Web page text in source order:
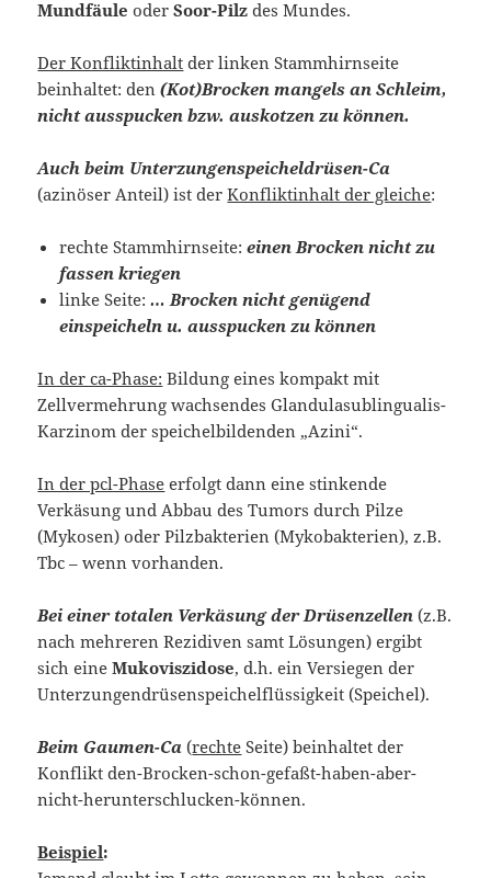
Mundfäule oderSoor-Pilz des Mundes.
Der Konfliktinhalt der linken Stammhirnseite
beinhaltet: den(Kot)Brocken mangels an Schleim,
nicht ausspucken bzw. auskotzen zu können.
Auch beim Unterzungenspeicheldrüsen-Ca
(azinöser Anteil) ist derKonfliktinhalt der gleiche:
rechte Stammhirnseite:einen Brocken nicht zu
fassen kriegen
linke Seite:… Brocken nicht genügend
einspeicheln u. ausspucken zu können
In der ca-Phase: Bildung eines kompakt mit
Zellvermehrung wachsendes Glandulasublingualis-
Karzinom der speichelbildenden „Azini“.
In der pcl-Phase erfolgt dann eine stinkende
Verkäsung und Abbau des Tumors durch Pilze
(Mykosen) oder Pilzbakterien (Mykobakterien), z.B.
Tbc – wenn vorhanden.
Bei einer totalen Verkäsung der Drüsenzellen(z.B.
nach mehreren Rezidiven samt Lösungen) ergibt
sich eineMukoviszidose, d.h. ein Versiegen der
Unterzungendrüsenspeichelflüssigkeit (Speichel).
Beim Gaumen-Ca (rechte Seite) beinhaltet der
Konflikt den-Brocken-schon-gefaßt-haben-aber-
nicht-herunterschlucken-können.
Beispiel: